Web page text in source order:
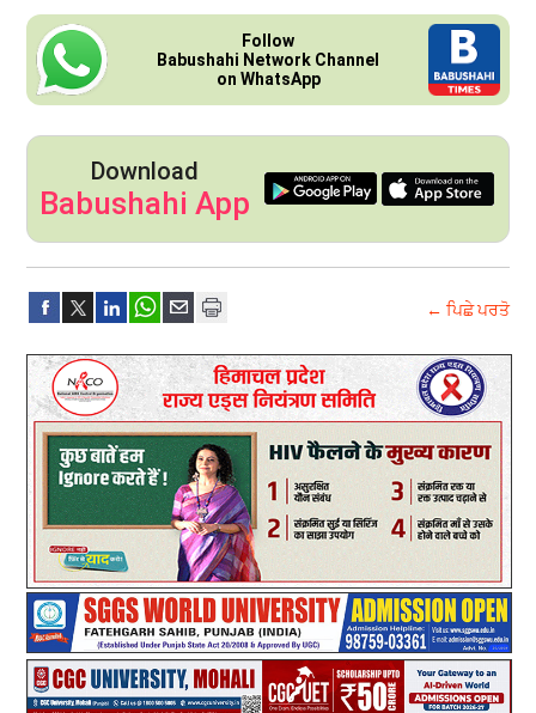
Follow
Babushahi Network Channel
on WhatsApp
Download
Babushahi App
← ਪਿਛੇ ਪਰਤੋ